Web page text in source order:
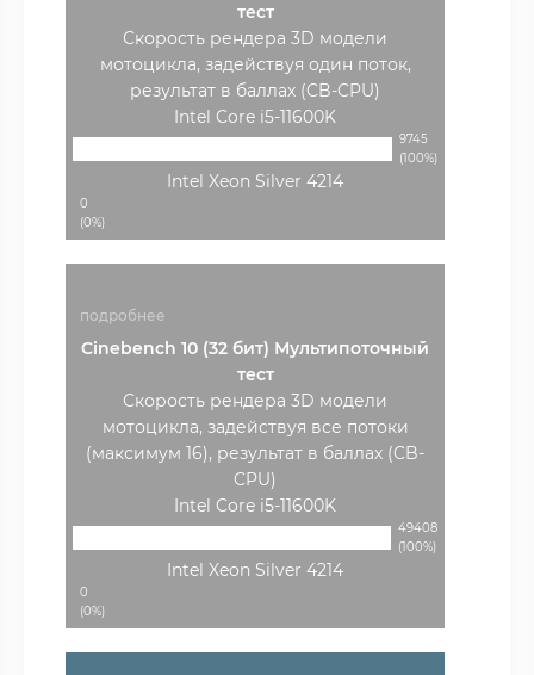
тест
Скорость рендера 3D модели
мотоцикла, задействуя один поток,
результат в баллах (CB-CPU)
Intel Core i5-11600K
9745
(100%)
Intel Xeon Silver 4214
0
(0%)
подробнее
Cinebench 10 (32 бит) Мультипоточный
тест
Скорость рендера 3D модели
мотоцикла, задействуя все потоки
(максимум 16), результат в баллах (CB-
CPU)
Intel Core i5-11600K
49408
(100%)
Intel Xeon Silver 4214
0
(0%)